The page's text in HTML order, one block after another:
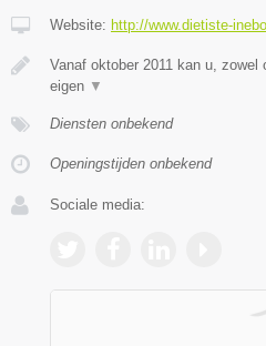
Website: http://www.dietiste-
Vanaf oktober 2011 kan u,
eigen ▼
Diensten onbekend
Openingstijden onbekend
Sociale media: